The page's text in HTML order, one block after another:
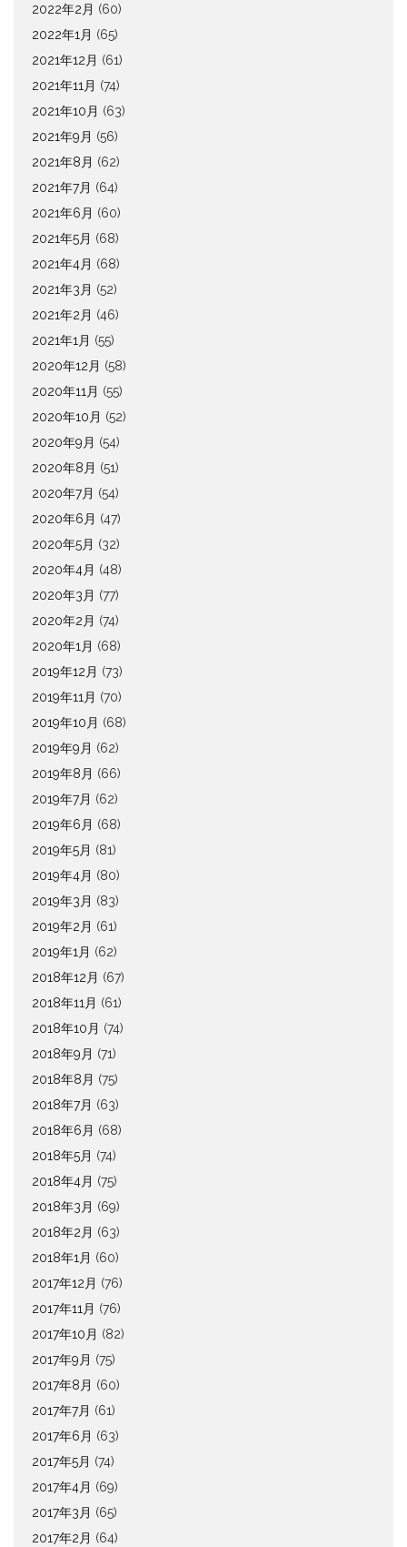
2022年2月 (60)
2022年1月 (65)
2021年12月 (61)
2021年11月 (74)
2021年10月 (63)
2021年9月 (56)
2021年8月 (62)
2021年7月 (64)
2021年6月 (60)
2021年5月 (68)
2021年4月 (68)
2021年3月 (52)
2021年2月 (46)
2021年1月 (55)
2020年12月 (58)
2020年11月 (55)
2020年10月 (52)
2020年9月 (54)
2020年8月 (51)
2020年7月 (54)
2020年6月 (47)
2020年5月 (32)
2020年4月 (48)
2020年3月 (77)
2020年2月 (74)
2020年1月 (68)
2019年12月 (73)
2019年11月 (70)
2019年10月 (68)
2019年9月 (62)
2019年8月 (66)
2019年7月 (62)
2019年6月 (68)
2019年5月 (81)
2019年4月 (80)
2019年3月 (83)
2019年2月 (61)
2019年1月 (62)
2018年12月 (67)
2018年11月 (61)
2018年10月 (74)
2018年9月 (71)
2018年8月 (75)
2018年7月 (63)
2018年6月 (68)
2018年5月 (74)
2018年4月 (75)
2018年3月 (69)
2018年2月 (63)
2018年1月 (60)
2017年12月 (76)
2017年11月 (76)
2017年10月 (82)
2017年9月 (75)
2017年8月 (60)
2017年7月 (61)
2017年6月 (63)
2017年5月 (74)
2017年4月 (69)
2017年3月 (65)
2017年2月 (64)